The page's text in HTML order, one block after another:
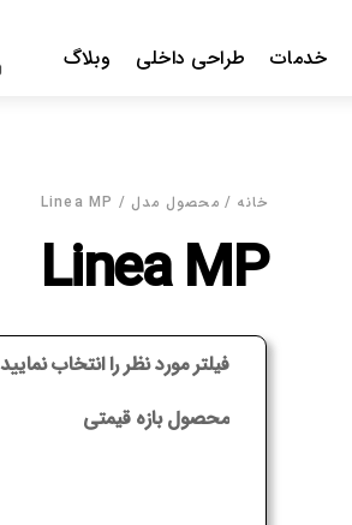
خدمات طراحی داخلی وبلاگ
خانه / محصول مدل / Linea MP
Linea MP
فیلتر مورد نظر را انتخاب نمایید
محصول بازه قیمتی